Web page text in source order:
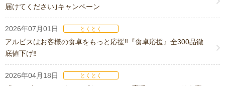
届けてください｣キャンペーン
2026年07月01日 とくとく
アルビスはお客様の食卓をもっと応援‼『食卓応援』全300品徹
底値下げ‼
2026年04月18日 とくとく